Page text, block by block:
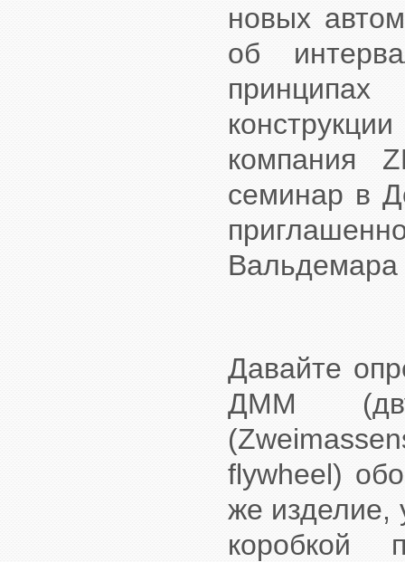
новых
об
компания
семинар в
Давайте
ДММ
flywheel)
же изделие,